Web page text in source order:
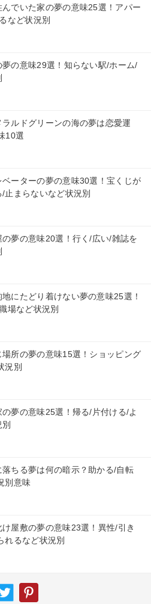
んでいた家の夢の意味25選！アパー
など状況別
夢の意味29選！知らない駅/ホーム/
ラルドグリーンの海の夢は恋愛運
10選
ベーターの夢の意味30選！宝くじが
止まらないなど状況別
の夢の意味20選！行く/広い/雑誌を
地にたどり着けない夢の意味25選！
場など状況別
場所の夢の意味15選！ショッピング
況別
の夢の意味25選！帰る/片付ける/よ
落ちる夢は何の暗示？助かる/自転
別意味
け屋敷の夢の意味23選！異性/引き
れるなど状況別